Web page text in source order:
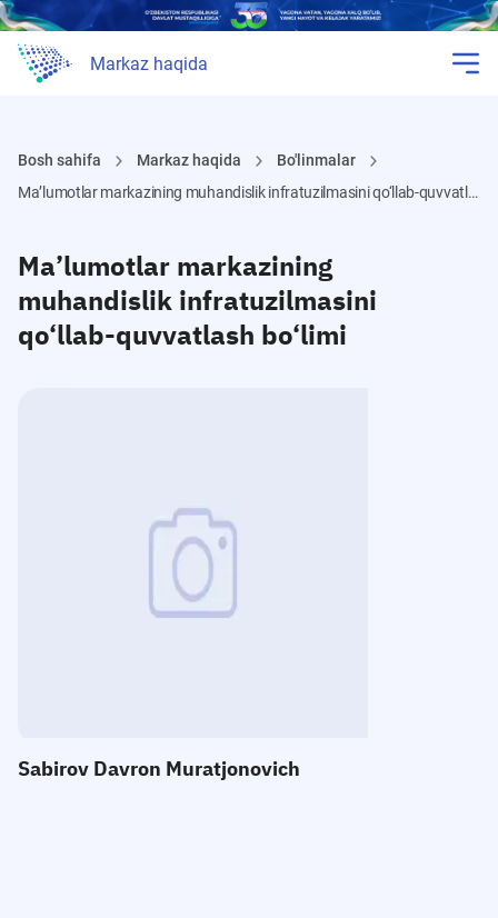
Markaz haqida
Bosh sahifa Markaz haqida
Bo'linmalar
Ma’lumotlar markazining muhandislik infratuzilmasini qo‘llab-quvvatlash bo‘limi
Ma’lumotlar markazining
muhandislik infratuzilmasini
qo‘llab-quvvatlash bo‘limi
Sabirov Davron Muratjonovich